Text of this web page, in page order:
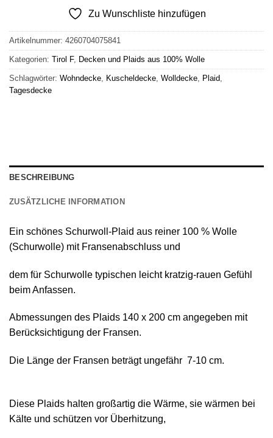
Zu Wunschliste hinzufügen
Artikelnummer: 4260704075841
Kategorien: Tirol F, Decken und Plaids aus 100% Wolle
Schlagwörter: Wohndecke, Kuscheldecke, Wolldecke, Plaid,
Tagesdecke
BESCHREIBUNG
ZUSÄTZLICHE INFORMATION
Ein schönes Schurwoll-Plaid aus reiner 100 % Wolle
(Schurwolle) mit Fransenabschluss und
dem für Schurwolle typischen leicht kratzig-rauen Gefühl
beim Anfassen.
Abmessungen des Plaids 140 х 200 cm angegeben mit
Berücksichtigung der Fransen.
Die Länge der Fransen beträgt ungefähr 7-10 cm.
Diese Plaids halten großartig die Wärme, sie wärmen bei
Kälte und schützen vor Überhitzung,